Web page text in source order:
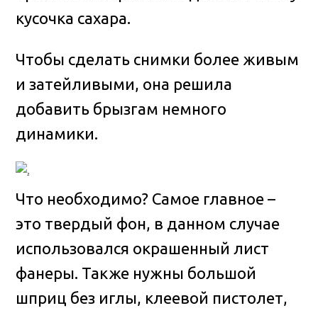
кусочка сахара.
Чтобы сделать снимки более живым
и затейливыми, она решила
добавить брызгам немного
динамики.
Что необходимо? Самое главное –
это твердый фон, в данном случае
использовался окрашенный лист
фанеры. Также нужны большой
шприц без иглы, клеевой пистолет,